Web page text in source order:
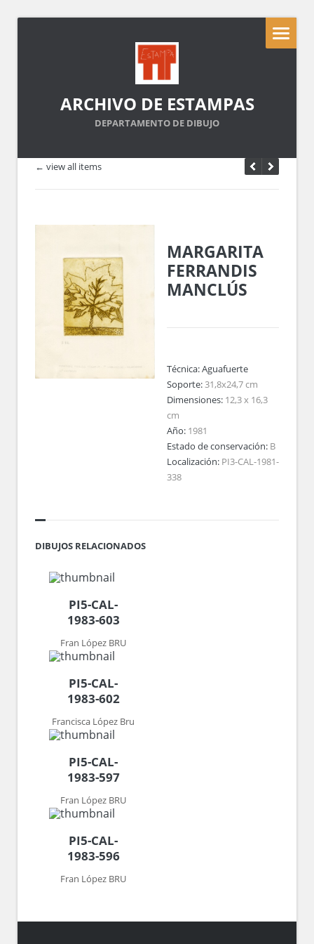
ARCHIVO DE ESTAMPAS
DEPARTAMENTO DE DIBUJO
← view all items
MARGARITA
FERRANDIS
MANCLÚS
Técnica:Aguafuerte
Soporte:31,8x24,7 cm
Dimensiones: 12,3 x 16,3
cm
Año: 1981
Estado de conservación: B
Localización: PI3-CAL-1981-
338
DIBUJOS RELACIONADOS
PI5-CAL-
1983-603
Fran López BRU
PI5-CAL-
1983-602
Francisca López Bru
PI5-CAL-
1983-597
Fran López BRU
PI5-CAL-
1983-596
Fran López BRU